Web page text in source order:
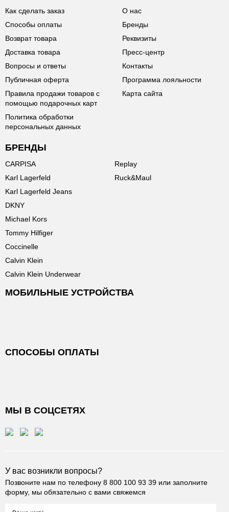
Как сделать заказ
Способы оплаты
Возврат товара
Доставка товара
Вопросы и ответы
Публичная оферта
Правила продажи товаров с
помощью подарочных карт
Политика обработки
персональных данных
О нас
Бренды
Реквизиты
Пресс-центр
Контакты
Программа лояльности
Карта сайта
БРЕНДЫ
CARPISA
Karl Lagerfeld
Karl Lagerfeld Jeans
DKNY
Michael Kors
Tommy Hilfiger
Coccinelle
Calvin Klein
Calvin Klein Underwear
Replay
Ruck&Maul
МОБИЛЬНЫЕ УСТРОЙСТВА
СПОСОБЫ ОПЛАТЫ
МЫ В СОЦСЕТЯХ
У вас возникли вопросы?
Позвоните нам по телефону 8 800 100 93 39 или заполните
форму, мы обязательно с вами свяжемся